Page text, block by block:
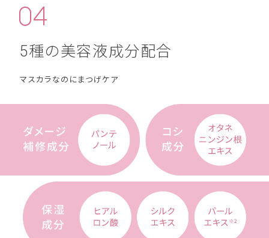
5種の美容液成分配合
マスカラなのにまつげケア